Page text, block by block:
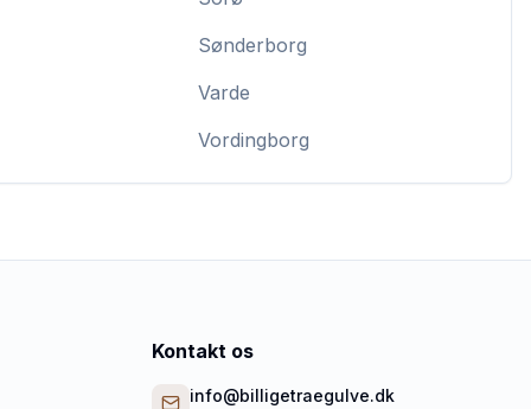
Sønderborg
Varde
Vordingborg
Kontakt os
info@billigetraegulve.dk